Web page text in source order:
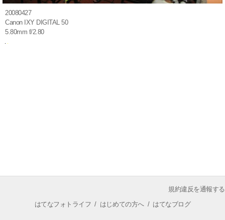
20080427
Canon IXY DIGITAL 50
5.80mm f/2.80
規約違反を通報する
はてなフォトライフ / はじめての方へ/ はてなブログ